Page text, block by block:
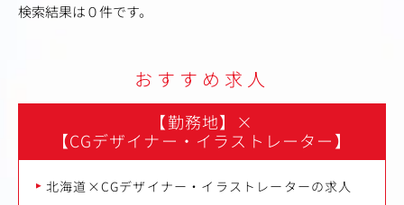
検索結果は０件です。
おすすめ求人
【勤務地】
×
【CGデザイナー・イラストレーター】
北海道×CGデザイナー・イラストレーターの求人